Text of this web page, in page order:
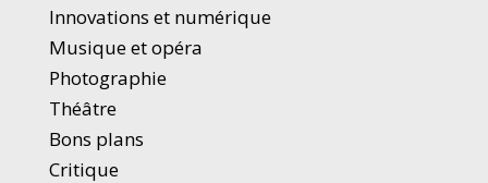
Innovations et numérique
Musique et opéra
Photographie
Théâtre
Bons plans
Critique